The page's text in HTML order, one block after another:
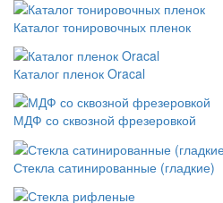
Каталог тонировочных пленок
Каталог пленок Oracal
МДФ со сквозной фрезеровкой
Стекла сатинированные (гладкие)